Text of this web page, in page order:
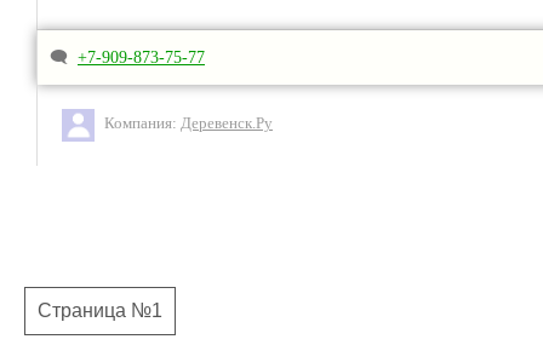
🗨 +7-909-873-75-77
Компания: Деревенск.Ру
Страница №1